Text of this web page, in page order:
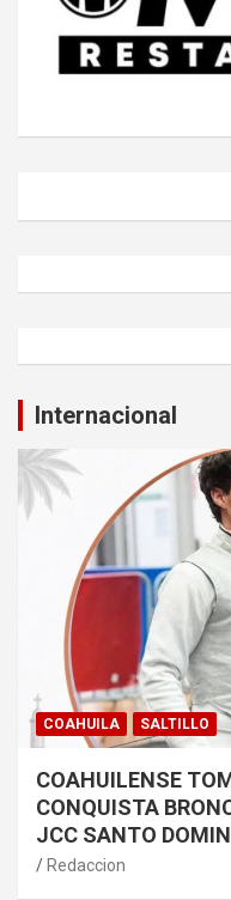
Internacional
COAHUILA SALTILLO
COAHUILENSE
CONQUISTA
JCC SANTO
Redaccion